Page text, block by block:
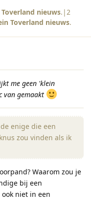
Toverland nieuws.|2
Toverland nieuws.
me geen 'klein
van gemaakt
enige die een
zou vinden als ik
Waarom zou je
bij een
niet in een